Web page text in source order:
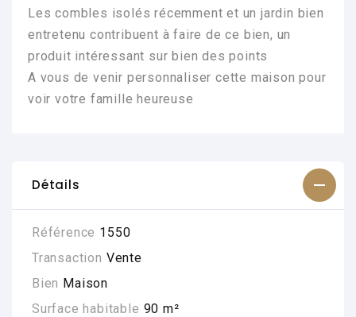
Les combles isolés récemment et un jardin bien
entretenu contribuent à faire de ce bien, un
produit intéressant sur bien des points
A vous de venir personnaliser cette maison pour
voir votre famille heureuse
Détails
Référence 1550
Transaction Vente
Bien Maison
Surface habitable 90 m²